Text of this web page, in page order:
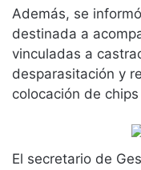
Además, se
destinada a
vinculadas a
desparasitación y
colocación de
El secretario de